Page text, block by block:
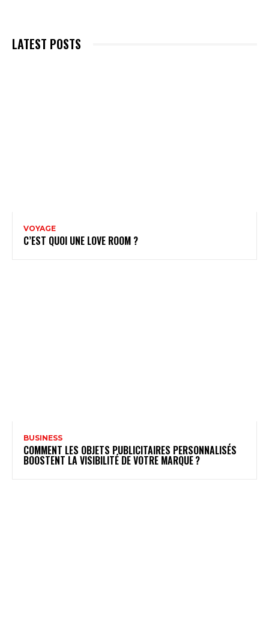
LATEST POSTS
VOYAGE
C’EST QUOI UNE LOVE ROOM ?
BUSINESS
COMMENT LES OBJETS PUBLICITAIRES PERSONNALISÉS
BOOSTENT LA VISIBILITÉ DE VOTRE MARQUE ?